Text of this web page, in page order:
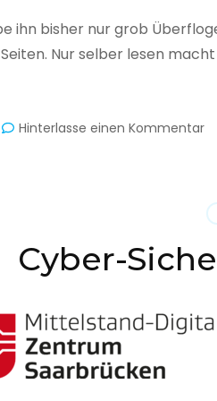
ihn bisher nur grob
Seiten. Nur selber lesen
Hinterlasse einen Kommentarzu
in
Cyber-